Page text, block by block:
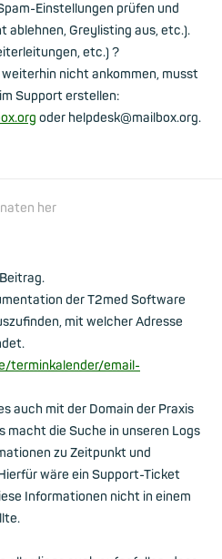
Einstellungen prüfen und
ablehnen, Greylisting aus, etc.).
etc.) ?
nicht ankommen, musst
Support erstellen:
oder helpdesk@mailbox.org.
her
der T2med Software
mit welcher Adresse
terminkalender/email-
auch mit der Domain der Praxis
macht die Suche in unseren Logs
zu Zeitpunkt und
wäre ein Support-Ticket
Informationen nicht in einem